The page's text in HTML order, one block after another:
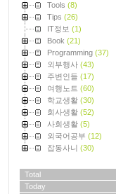
Tools (8)
Tips (26)
IT정보 (1)
Book (21)
Programming (37)
외부행사 (43)
주변인들 (17)
여행노트 (60)
학교생활 (30)
회사생활 (52)
사회생활 (5)
외국어공부 (12)
잡동사니 (30)
Total
Today